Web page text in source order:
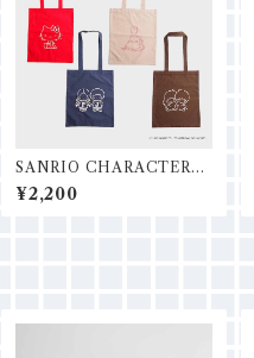
SANRIO CHARACTERS
A4トートバッグ
¥2,200